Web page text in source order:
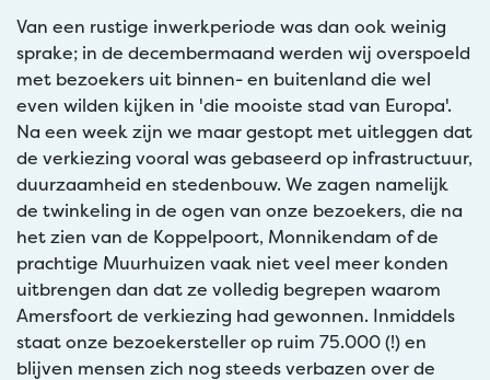
Van een rustige inwerkperiode was dan ook weinig
sprake; in de decembermaand werden wij overspoeld
met bezoekers uit binnen- en buitenland die wel
even wilden kijken in 'die mooiste stad van Europa'.
Na een week zijn we maar gestopt met uitleggen dat
de verkiezing vooral was gebaseerd op infrastructuur,
duurzaamheid en stedenbouw. We zagen namelijk
de twinkeling in de ogen van onze bezoekers, die na
het zien van de Koppelpoort, Monnikendam of de
prachtige Muurhuizen vaak niet veel meer konden
uitbrengen dan dat ze volledig begrepen waarom
Amersfoort de verkiezing had gewonnen. Inmiddels
staat onze bezoekersteller op ruim 75.000 (!) en
blijven mensen zich nog steeds verbazen over de